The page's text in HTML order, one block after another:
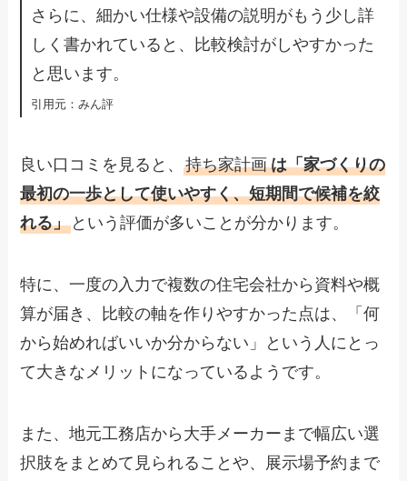
さらに、細かい仕様や設備の説明がもう少し詳
しく書かれていると、比較検討がしやすかった
と思います。
​引用元：みん評
良い口コミを見ると、持ち家計画 は「家づくりの
最初の一歩として使いやすく、短期間で候補を絞
れる」 という評価が多いことが分かります。
特に、一度の入力で複数の住宅会社から資料や概
算が届き、比較の軸を作りやすかった点は、「何
から始めればいいか分からない」という人にとっ
て大きなメリットになっているようです。
また、地元工務店から大手メーカーまで幅広い選
択肢をまとめて見られることや、展示場予約まで